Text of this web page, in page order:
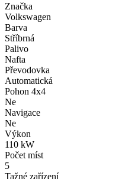
Značka
Volkswagen
Barva
Stříbrná
Palivo
Nafta
Převodovka
Automatická
Pohon 4x4
Ne
Navigace
Ne
Výkon
110 kW
Počet míst
5
Tažné zařízení